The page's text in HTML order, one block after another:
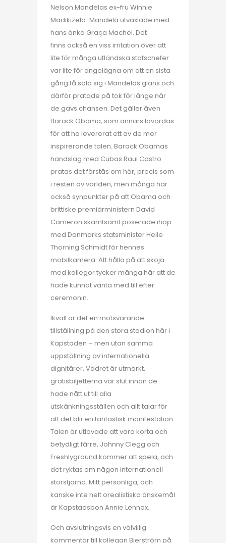
Nelson Mandelas ex-fru Winnie
Madikizela-Mandela utväxlade med
hans änka Graça Machel. Det
finns också en viss irritation över att
lite för många utländska statschefer
var lite för angelägna om att en sista
gång få sola sig i Mandelas glans och
därför pratade på tok för länge när
de gavs chansen. Det gäller även
Barack Obama, som annars lovordas
för att ha levererat ett av de mer
inspirerande talen. Barack Obamas
handslag med Cubas Raul Castro
pratas det förstås om här, precis som
i resten av världen, men många har
också synpunkter på att Obama och
brittiske premiärministern David
Cameron skämtsamt poserade ihop
med Danmarks statsminister Helle
Thorning Schmidt för hennes
mobilkamera. Att hålla på att skoja
med kollegor tycker många här att de
hade kunnat vänta med till efter
ceremonin.
Ikväll är det en motsvarande
tillställning på den stora stadion här i
Kapstaden – men utan samma
uppställning av internationella
dignitärer. Vädret är utmärkt,
gratisbiljetterna var slut innan de
hade nått ut till alla
utskänkningsställen och allt talar för
att det blir en fantastisk manifestation.
Talen är utlovade att vara korta och
betydligt färre, Johnny Clegg och
Freshlyground kommer att spela, och
det ryktas om någon internationell
storstjärna. Mitt personliga, och
kanske inte helt orealistiska önskemål
är Kapstadsbon Annie Lennox.
Och avslutningsvis en välvillig
kommentar till kollegan Bjerström på